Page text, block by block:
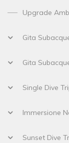
Upgrade
Gita
Gita
Single Dive
Immersione
Sunset Dive